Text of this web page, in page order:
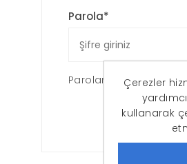
Parola*
Parolanızı mıÇerezler
kullanarak